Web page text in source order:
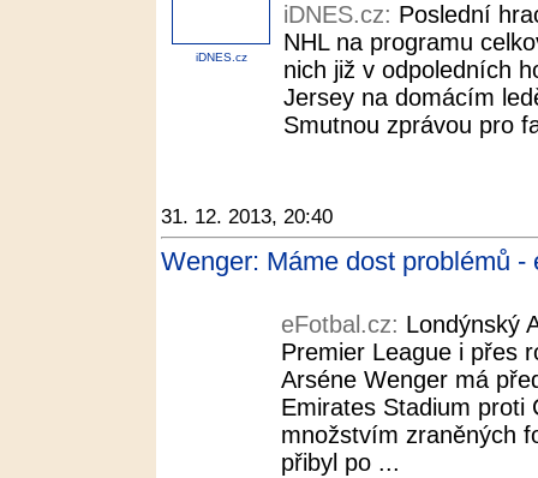
iDNES.cz
iDNES.cz: Poslední
NHL na programu
nich již v odpoledních
Jersey na domácím
Smutnou zprávou pro
31. 12. 2013, 20:40
Wenger: Máme dost problémů -
eFotbal.cz: Londýnský
Premier League i přes
Arséne Wenger má
Emirates Stadium proti
množstvím zraněných
přibyl po ...